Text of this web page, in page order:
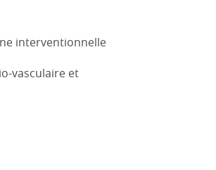
interventionnelle
vasculaire et